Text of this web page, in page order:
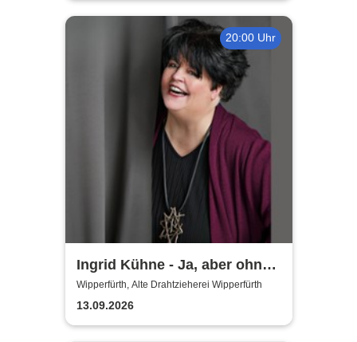
20:00 Uhr
Ingrid Kühne - Ja, aber ohne
mich!
Wipperfürth, Alte Drahtzieherei Wipperfürth
13.09.2026